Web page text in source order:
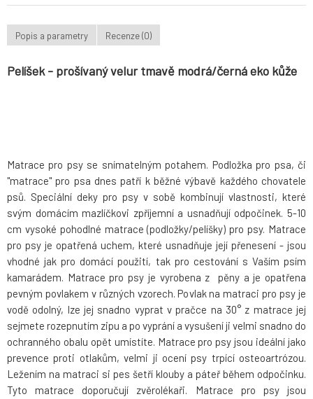
Popis a parametry Recenze (0)
Pelíšek - prošívaný velur tmavě modrá/černá eko kůže
Matrace pro psy se snímatelným potahem. Podložka pro psa, či
"matrace" pro psa dnes patří k běžné výbavě každého chovatele
psů. Speciální deky pro psy v sobě kombinují vlastnosti, které
svým domácím mazlíčkovi zpříjemní a usnadňují odpočinek. 5-10
cm vysoké pohodlné matrace (podložky/pelíšky) pro psy. Matrace
pro psy je opatřená uchem, které usnadňuje její přenesení - jsou
vhodné jak pro domácí použití, tak pro cestování s Vaším psím
kamarádem. Matrace pro psy je vyrobena z pěny a je opatřena
pevným povlakem v různých vzorech. Povlak na matraci pro psy je
vodě odolný, lze jej snadno vyprat v pračce na 30° z matrace jej
sejmete rozepnutím zipu a po vyprání a vysušení ji velmi snadno do
ochranného obalu opět umístíte. Matrace pro psy jsou ideální jako
prevence proti otlakům, velmi ji ocení psy trpící osteoartrózou.
Ležením na matraci si pes šetří klouby a páteř během odpočinku.
Tyto matrace doporučují zvěrolékaři. Matrace pro psy jsou